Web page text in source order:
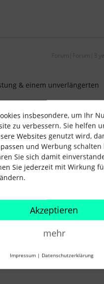
Forum|Forum|3
& einem unverlängerten
Forum|Forum|3
wie die Aufgaben
insbesondere, um Ihr
zu verbessern. Sie helfen
Websites genutzt wird,
und Werbung schalten
Sie sich damit
Sie jederzeit mit Wirkung
Akzeptieren
mehr
Impressum | Datenschutzerklärung